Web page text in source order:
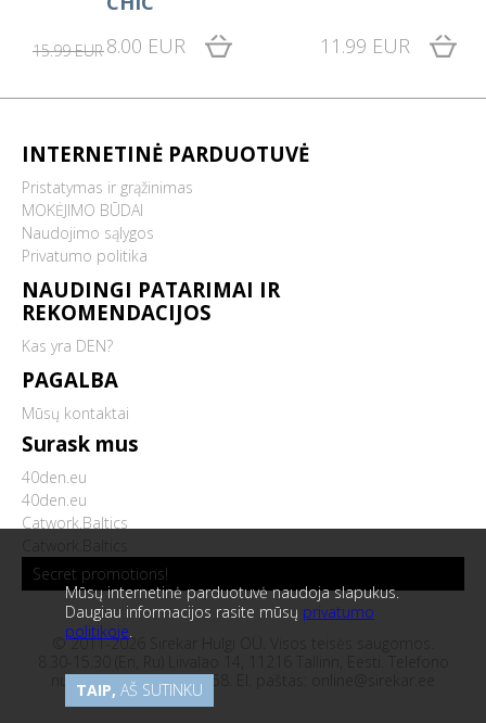
Mūsų internetinė parduotuvė naudoja slapukus.
Daugiau informacijos rasite mūsų privatumo
politikoje.
TAIP, AŠ SUTINKU
15.99 EUR 8.00 EUR 11.99 EUR
INTERNETINĖ PARDUOTUVĖ
Pristatymas ir grąžinimas
MOKĖJIMO BŪDAI
Naudojimo sąlygos
Privatumo politika
NAUDINGI PATARIMAI IR
REKOMENDACIJOS
Kas yra DEN?
PAGALBA
Mūsų kontaktai
Surask mus
40den.eu
40den.eu
Catwork.Baltics
Secret promotions!
© 2011-2026 Sirekar Hulgi OÜ. Visos teisės saugomos.
numeris:+372 5685 8458